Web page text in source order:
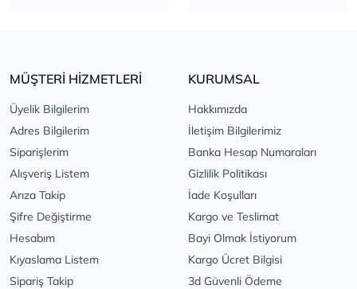
MÜŞTERİ HİZMETLERİ
Üyelik Bilgilerim
Adres Bilgilerim
Siparişlerim
Alışveriş Listem
Arıza Takip
Şifre Değiştirme
Hesabım
Kıyaslama Listem
Sipariş Takip
KURUMSAL
Hakkımızda
İletişim Bilgilerimiz
Banka Hesap Numaraları
Gizlilik Politikası
İade Koşulları
Kargo ve Teslimat
Bayi Olmak İstiyorum
Kargo Ücret Bilgisi
3d Güvenli Ödeme